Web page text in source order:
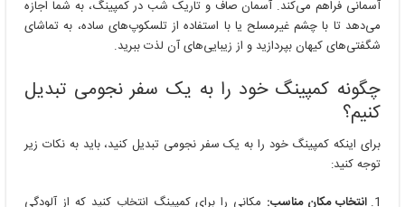
آسمانی فراهم می‌کند. آسمان صاف و تاریک شب در کمپینگ، به شما اجازه
می‌دهد تا با چشم غیرمسلح یا با استفاده از تلسکوپ‌های ساده، به تماشای
شگفتی‌های کیهان بپردازید و از زیبایی‌های آن لذت ببرید.
چگونه کمپینگ خود را به یک سفر نجومی تبدیل
کنیم؟
برای اینکه کمپینگ خود را به یک سفر نجومی تبدیل کنید، باید به نکات زیر
توجه کنید:
انتخاب مکان مناسب: مکانی را برای کمپینگ انتخاب کنید که از آلودگی